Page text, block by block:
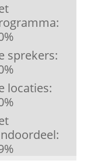
%
sprekers:
%
locaties:
%
%